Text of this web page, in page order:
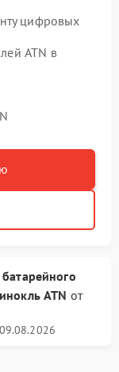
цифровых
ATN в
ATN от